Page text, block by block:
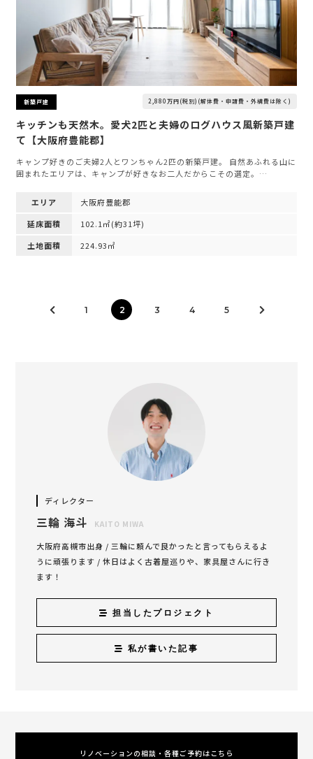
新築戸建 2,880万円(税別)(解体費・申請費・外構費は除く)
キッチンも天然木。愛犬2匹と夫婦のログハウス風新築戸建
て【大阪府豊能郡】
キャンプ好きのご夫婦2人とワンちゃん2匹の新築戸建。 自然あふれる山に
囲まれたエリアは、キャンプが好きなお二人だからこその選定。…
エリア
大阪府豊能郡
延床面積
102.1㎡(約31坪)
土地面積
224.93㎡
1 2 3 4 5
ディレクター
三輪 海斗 KAITO MIWA
大阪府高槻市出身 / 三輪に頼んで良かったと言ってもらえるよ
うに頑張ります / 休日はよく古着屋巡りや、家具屋さんに行き
ます！
担当したプロジェクト
私が書いた記事
リノベーションの相談・各種ご予約はこちら